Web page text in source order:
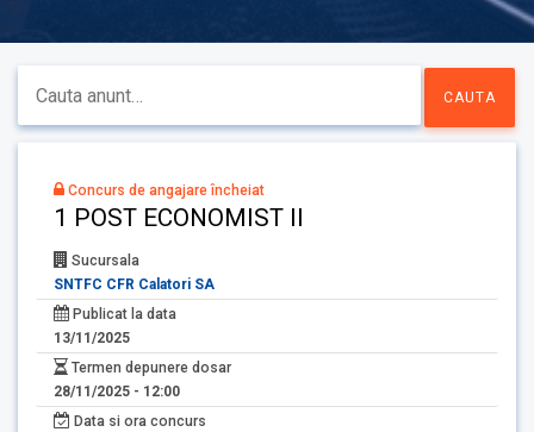
Concurs de angajare încheiat
1 POST ECONOMIST II
Sucursala
SNTFC CFR Calatori SA
Publicat la data
13/11/2025
Termen depunere dosar
28/11/2025 - 12:00
Data si ora concurs